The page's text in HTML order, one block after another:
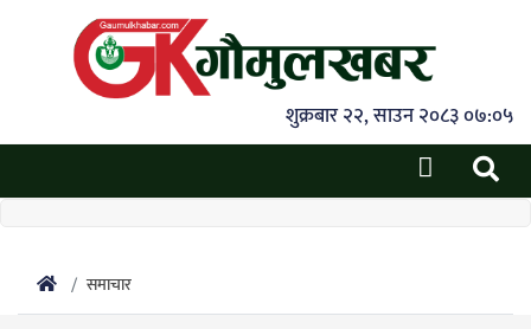
शुक्रबार २२, साउन २०८३ ०७:०५
समाचार